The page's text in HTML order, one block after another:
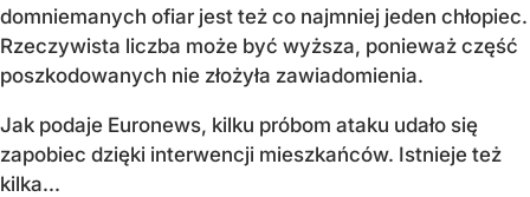
domniemanych ofiar jest też co najmniej jeden chłopiec.
Rzeczywista liczba może być wyższa, ponieważ część
poszkodowanych nie złożyła zawiadomienia.
Jak podaje Euronews, kilku próbom ataku udało się
zapobiec dzięki interwencji mieszkańców. Istnieje też
kilka...